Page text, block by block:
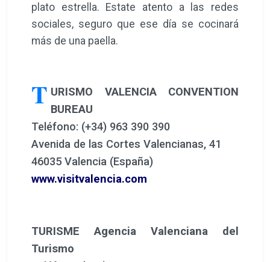
plato estrella. Estate atento a las redes
sociales, seguro que ese día se cocinará
más de una paella.
T URISMO VALENCIA CONVENTION
BUREAU
Teléfono: (+34) 963 390 390
Avenida de las Cortes Valencianas, 41
46035 Valencia (España)
www.visitvalencia.com
TURISME Agencia Valenciana del
Turismo